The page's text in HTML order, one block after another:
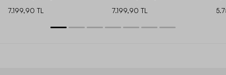
7.199,90 TL
7.199,90 TL